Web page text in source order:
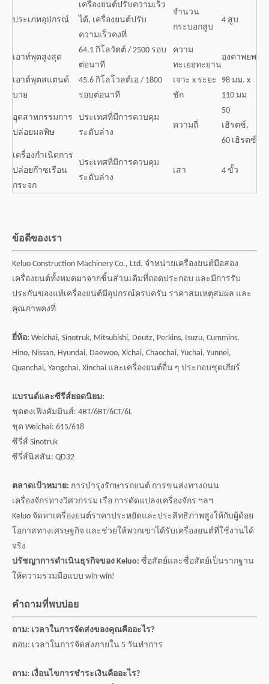
ประเภทอุปกรณ์
เครื่องยนต์ปรับความเร็ว
ได้, เครื่องยนต์ปรับ
ความเร็วคงที่
จำนวน
กระบอกสูบ
4 สูบ
เอาท์พุตสูงสุด
64.1 กิโลวัตต์ / 2500 รอบ
ต่อนาที
ความ
ทะเยอทะยาน
องคาพยพ
เอาต์พุตสแตนด์
บาย
45.6 กิโลโวลต์เอ / 1800
รอบต่อนาที
เจาะ x ระยะ
ชัก
98 มม. x
110 มม
อุตสาหกรรมการ
ปล่อยมลพิษ
ประเทศที่มีการควบคุม
ระดับล่าง
ความถี่
50
เฮิรตซ์,
60 เฮิรตซ์
เครื่องกำเนิดการ
ปล่อยก๊าซเรือน
กระจก
ประเทศที่มีการควบคุม
ระดับล่าง
เสา 4 ขั้ว
ข้อดีของเรา
Keluo Construction Machinery Co., Ltd. จำหน่ายเครื่องยนต์มือสอง
เครื่องยนต์ทั้งหมดมาจากชิ้นส่วนเดิมที่ถอดประกอบ และมีการรับ
ประกันของแท้เครื่องยนต์มีอุปกรณ์ครบครัน ราคาสมเหตุสมผล และ
คุณภาพคงที่
ยี่ห้อ: Weichai, Sinotruk, Mitsubishi, Deutz, Perkins, Isuzu, Cummins,
Hino, Nissan, Hyundai, Daewoo, Xichai, Chaochai, Yuchai, Yunnei,
Quanchai, Yangchai, Xinchai และเครื่องยนต์อื่น ๆ ประกอบชุดเกียร์
แบรนด์และซีรีส์ยอดนิยม:
ชุดตงเฟิงคัมมินส์: 4BT/6BT/6CT/6L
ชุด Weichai: 615/618
ซีรี่ส์ Sinotruk
ซีรี่ส์นิสสัน: QD32
ตลาดเป้าหมาย: การบำรุงรักษารถยนต์ การขนส่งทางถนน
เครื่องจักรทางวิศวกรรม เรือ การดัดแปลงเครื่องจักร ฯลฯ
Keluo จัดหาเครื่องยนต์ราคาประหยัดและประสิทธิภาพสูงให้กับผู้ด้อย
โอกาสทางเศรษฐกิจ และช่วยให้พวกเขาได้รับเครื่องยนต์ที่ใช้งานได้
จริง
ปรัชญาการดำเนินธุรกิจของ Keluo: ซื่อสัตย์และซื่อสัตย์เป็นรากฐาน
ให้ความร่วมมือแบบ win-win!
คำถามที่พบบ่อย
ถาม: เวลาในการจัดส่งของคุณคืออะไร?
ตอบ: เวลาในการจัดส่งภายใน 5 วันทำการ
ถาม: เงื่อนไขการชำระเงินคืออะไร?